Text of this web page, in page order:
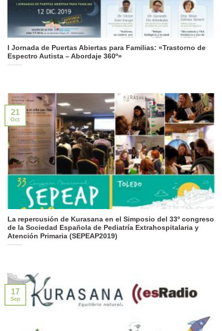
I Jornada de Puertas Abiertas para Familias: «Trastorno de
Espectro Autista – Abordaje 360º»
La repercusión de Kurasana en el Simposio del 33º congreso
de la Sociedad Española de Pediatría Extrahospitalaria y
Atención Primaria (SEPEAP2019)
21
Oct
17
Sep